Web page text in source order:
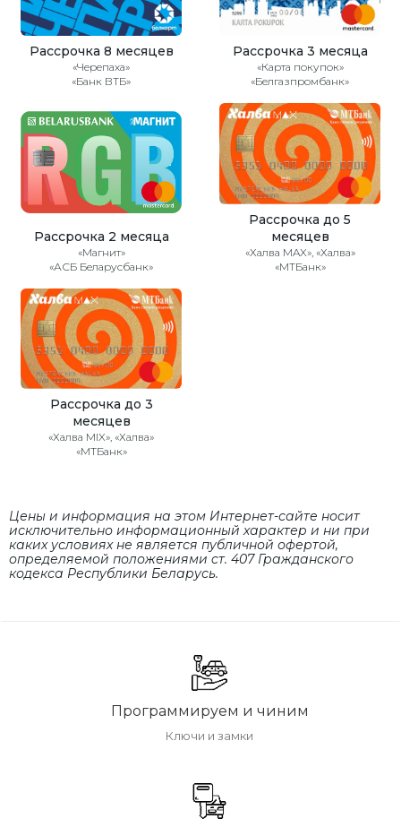
Рассрочка 8 месяцев
«Черепаха»
«Банк ВТБ»
Рассрочка 3 месяца
«Карта покупок»
«Белгазпромбанк»
Рассрочка 2 месяца
«Магнит»
«АСБ Беларусбанк»
Рассрочка до 5
месяцев
«Халва MAX», «Халва»
«МТБанк»
Рассрочка до 3
месяцев
«Халва MIX», «Халва»
«МТБанк»
Цены и информация на этом Интернет-сайте носит
исключительно информационный характер и ни при
каких условиях не является публичной офертой,
определяемой положениями cт. 407 Гражданского
кодекса Республики Беларусь.
Программируем и чиним
Ключи и замки